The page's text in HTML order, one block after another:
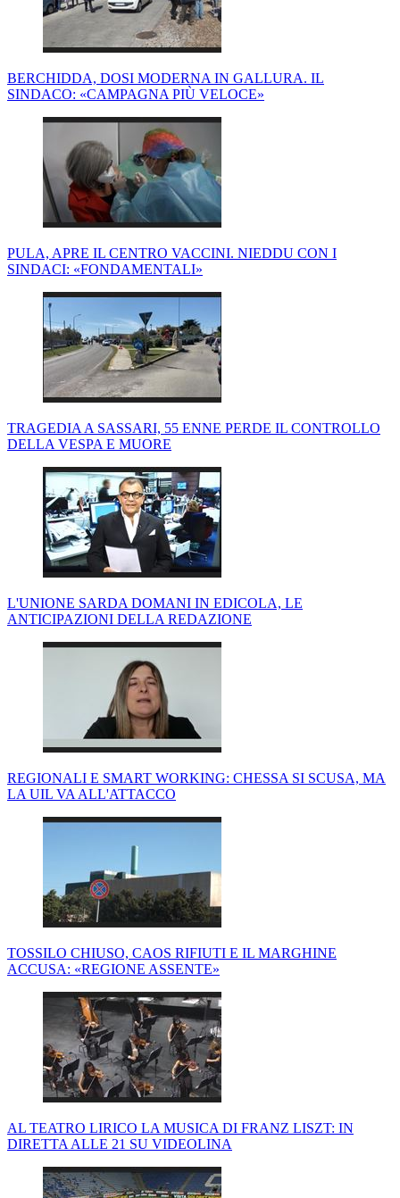
BERCHIDDA, DOSI MODERNA IN GALLURA. IL
SINDACO: «CAMPAGNA PIÙ VELOCE»
PULA, APRE IL CENTRO VACCINI. NIEDDU CON I
SINDACI: «FONDAMENTALI»
TRAGEDIA A SASSARI, 55 ENNE PERDE IL CONTROLLO
DELLA VESPA E MUORE
L'UNIONE SARDA DOMANI IN EDICOLA, LE
ANTICIPAZIONI DELLA REDAZIONE
REGIONALI E SMART WORKING: CHESSA SI SCUSA, MA
LA UIL VA ALL'ATTACCO
TOSSILO CHIUSO, CAOS RIFIUTI E IL MARGHINE
ACCUSA: «REGIONE ASSENTE»
AL TEATRO LIRICO LA MUSICA DI FRANZ LISZT: IN
DIRETTA ALLE 21 SU VIDEOLINA